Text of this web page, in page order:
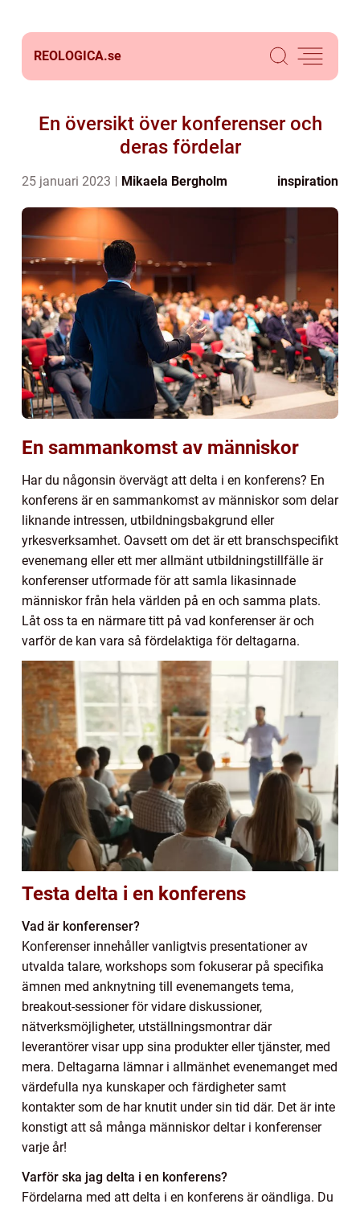
REOLOGICA.se
En översikt över konferenser och
deras fördelar
25 januari 2023 Mikaela Bergholm inspiration
En sammankomst av människor
Har du någonsin övervägt att delta i en konferens? En
konferens är en sammankomst av människor som delar
liknande intressen, utbildningsbakgrund eller
yrkesverksamhet. Oavsett om det är ett branschspecifikt
evenemang eller ett mer allmänt utbildningstillfälle är
konferenser utformade för att samla likasinnade
människor från hela världen på en och samma plats.
Låt oss ta en närmare titt på vad konferenser är och
varför de kan vara så fördelaktiga för deltagarna.
Testa delta i en konferens
Vad är konferenser?
Konferenser innehåller vanligtvis presentationer av
utvalda talare, workshops som fokuserar på specifika
ämnen med anknytning till evenemangets tema,
breakout-sessioner för vidare diskussioner,
nätverksmöjligheter, utställningsmontrar där
leverantörer visar upp sina produkter eller tjänster, med
mera. Deltagarna lämnar i allmänhet evenemanget med
värdefulla nya kunskaper och färdigheter samt
kontakter som de har knutit under sin tid där. Det är inte
konstigt att så många människor deltar i konferenser
varje år!
Varför ska jag delta i en konferens?
Fördelarna med att delta i en konferens är oändliga. Du